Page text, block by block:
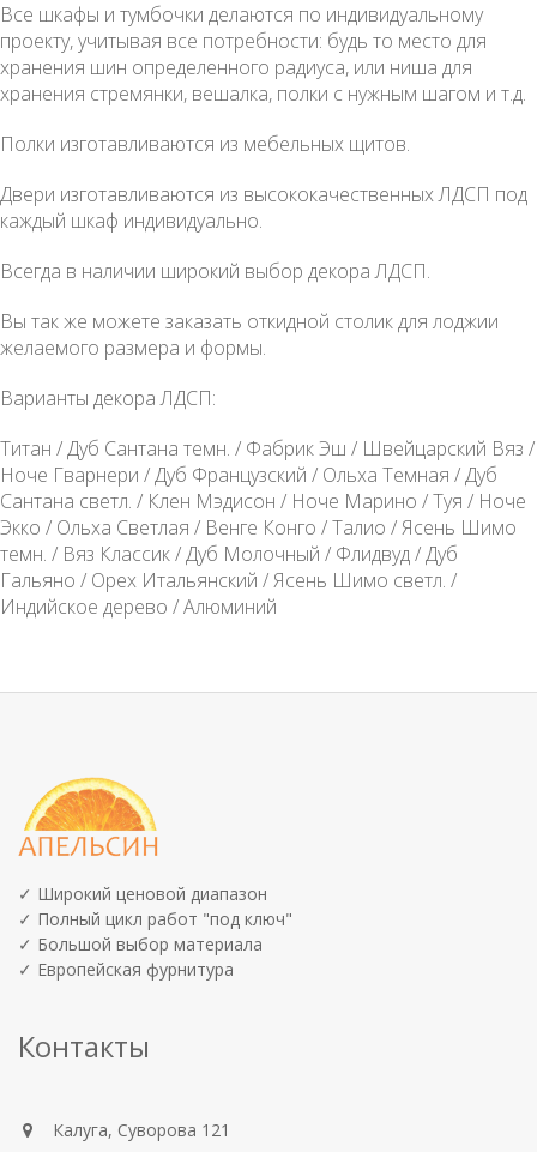
Все шкафы и тумбочки делаются по индивидуальному
проекту, учитывая все потребности: будь то место для
хранения шин определенного радиуса, или ниша для
хранения стремянки, вешалка, полки с нужным шагом и т.д.
Полки изготавливаются из мебельных щитов.
Двери изготавливаются из высококачественных ЛДСП под
каждый шкаф индивидуально.
Всегда в наличии широкий выбор декора ЛДСП.
Вы так же можете заказать откидной столик для лоджии
желаемого размера и формы.
Варианты декора ЛДСП:
Титан / Дуб Сантана темн. / Фабрик Эш / Швейцарский Вяз /
Ноче Гварнери / Дуб Французский / Ольха Темная / Дуб
Сантана светл. / Клен Мэдисон / Ноче Марино / Туя / Ноче
Экко / Ольха Светлая / Венге Конго / Талио / Ясень Шимо
темн. / Вяз Классик / Дуб Молочный / Флидвуд / Дуб
Гальяно / Орех Итальянский / Ясень Шимо светл. /
Индийское дерево / Алюминий
✓ Широкий ценовой диапазон
✓ Полный цикл работ "под ключ"
✓ Большой выбор материала
✓ Европейская фурнитура
Контакты
Калуга, Суворова 121